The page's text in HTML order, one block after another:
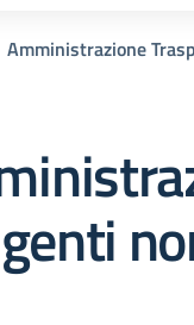
Amministrazione